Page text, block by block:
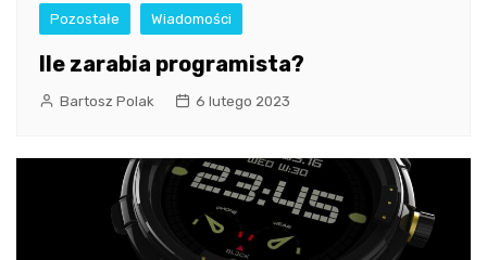
Pozostałe Wiadomości
Ile zarabia programista?
Bartosz Polak 6 lutego 2023